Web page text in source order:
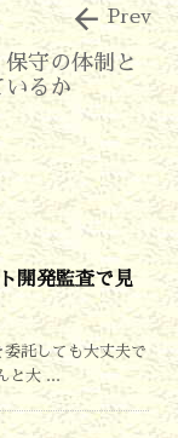
守の体制と
いるか
 Prev
開発監査で見
託しても大丈夫で
と大 ...